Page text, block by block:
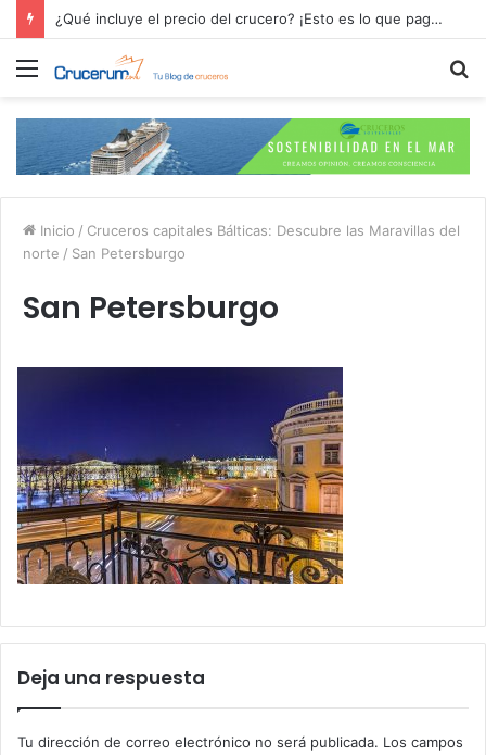
¿Qué incluye el precio del crucero? ¡Esto es lo que pagas por tu aventura en alta mar!
Menú
Inicio / Cruceros capitales Bálticas: Descubre las Maravillas del
norte / San Petersburgo
San Petersburgo
Deja una respuesta
Tu dirección de correo electrónico no será publicada. Los campos